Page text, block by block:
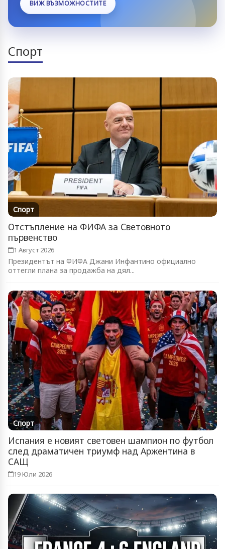
ВИЖ ВЪЗМОЖНОСТИТЕ
Спорт
Спорт
Отстъпление на ФИФА за Световното
първенство
1 Август 2026
Президентът на ФИФА Джани Инфантино официално
оттегли плана за продажба на дял...
Спорт
Испания е новият световен шампион по футбол
след драматичен триумф над Аржентина в
САЩ
19 Юли 2026